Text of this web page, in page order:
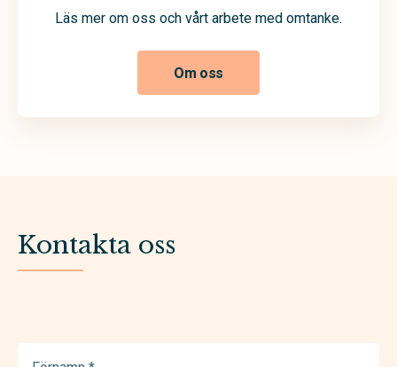
Läs mer om oss och vårt arbete med omtanke.
Om oss
Kontakta oss